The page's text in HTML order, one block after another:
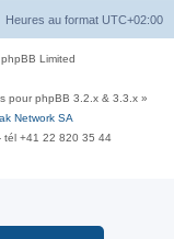
Heures au format UTC+02:00
Limited
pour phpBB 3.2.x & 3.3.x »
Network SA
tél +41 22 820 35 44